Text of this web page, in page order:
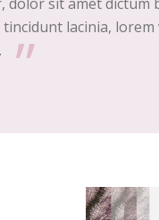
lacinia,